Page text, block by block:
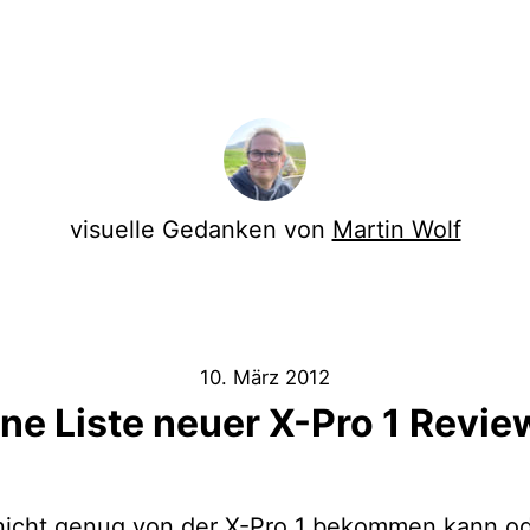
visuelle Gedanken von Martin Wolf
10. März 2012
Liste neuer X-Pro 1